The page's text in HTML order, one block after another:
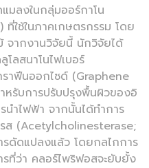
มลงในกลุ่มออร์กาโน
ใช้ในภาคเกษตรกรรม โดย
จากงานวิจัยนี้ นักวิจัยได้
โลสนาโนไฟเบอร์
าฟีนออกไซด์ (Graphene
หรับการปรับปรุงพื้นผิวของอิ
นำไฟฟ้า จากนั้นได้ทำการ
รส (Acetylcholinesterase;
ดัดแปลงแล้ว โดยกลไกการ
ที่ว่า คลอร์ไพริฟอสจะยับยั้ง